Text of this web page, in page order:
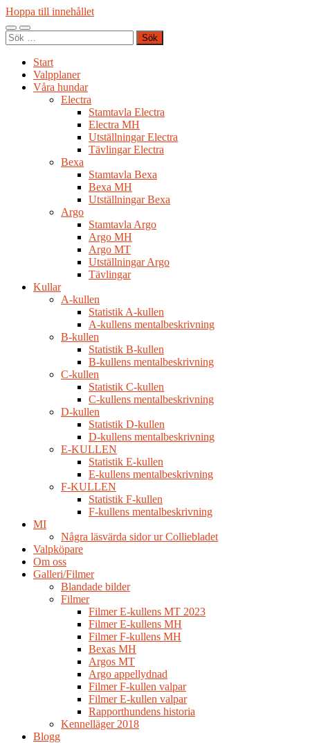
Hoppa till innehållet
Slå
på/av
Slå
på/av
Sök
efter:
Start
Valpplaner
Våra hundar
Electra
Stamtavla Electra
Electra MH
Utställningar Electra
Tävlingar Electra
Bexa
Stamtavla Bexa
Bexa MH
Utställningar Bexa
Argo
Stamtavla Argo
Argo MH
Argo MT
Utställningar Argo
Tävlingar
Kullar
A-kullen
Statistik A-kullen
A-kullens mentalbeskrivning
B-kullen
Statistik B-kullen
B-kullens mentalbeskrivning
C-kullen
Statistik C-kullen
C-kullens mentalbeskrivning
D-kullen
Statistik D-kullen
D-kullens mentalbeskrivning
E-KULLEN
Statistik E-kullen
E-kullens mentalbeskrivning
F-KULLEN
Statistik F-kullen
F-kullens mentalbeskrivning
MI
Några läsvärda sidor ur Colliebladet
Valpköpare
Om oss
Galleri/Filmer
Blandade bilder
Filmer
Filmer E-kullens MT 2023
Filmer E-kullens MH
Filmer F-kullens MH
Bexas MH
Argos MT
Argo appellydnad
Filmer F-kullen valpar
Filmer E-kullen valpar
Rapporthundens historia
Kennelläger 2018
Blogg